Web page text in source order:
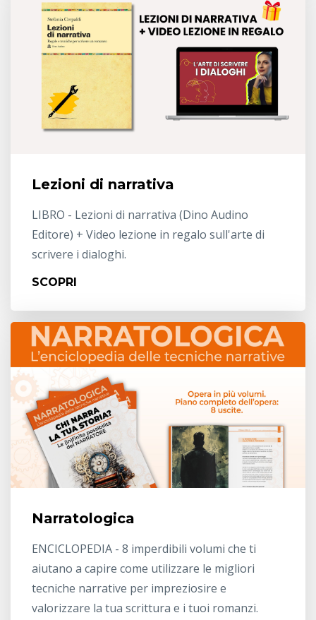
Lezioni di narrativa
LIBRO - Lezioni di narrativa (Dino Audino
Editore) + Video lezione in regalo sull'arte di
scrivere i dialoghi.
SCOPRI
Narratologica
ENCICLOPEDIA - 8 imperdibili volumi che ti
aiutano a capire come utilizzare le migliori
tecniche narrative per impreziosire e
valorizzare la tua scrittura e i tuoi romanzi.